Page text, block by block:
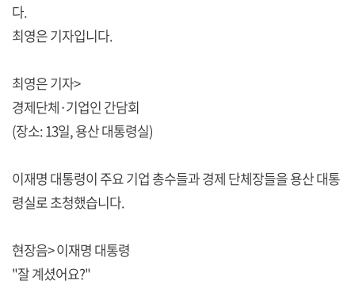
다.
최영은 기자입니다.
최영은 기자>
경제단체·기업인 간담회
(장소: 13일, 용산 대통령실)
이재명 대통령이 주요 기업 총수들과 경제 단체장들을 용산 대통
령실로 초청했습니다.
현장음> 이재명 대통령
"잘 계셨어요?"